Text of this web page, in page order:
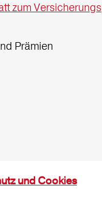
zum
Prämien
und Cookies